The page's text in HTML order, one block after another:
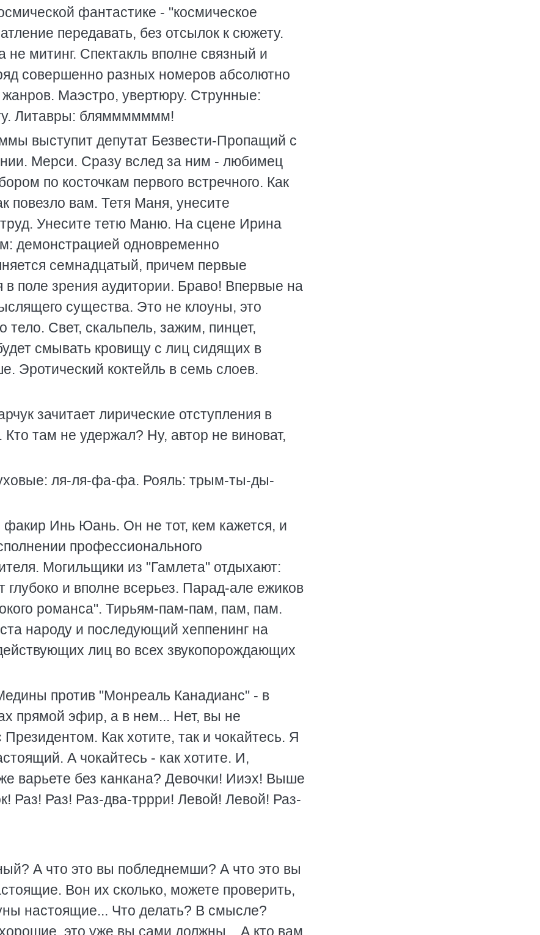
фантастике - "космическое
передавать, без отсылок к сюжету.
не митинг. Спектакль вполне связный и
совершенно разных номеров абсолютно
Маэстро, увертюру. Струнные:
Литавры: бляммммммм!
выступит депутат Безвести-Пропащий с
Мерси. Сразу вслед за ним - любимец
по косточкам первого встречного. Как
повезло вам. Тетя Маня, унесите
труд. Унесите тетю Маню. Hа сцене Ирина
демонстрацией одновременно
семнадцатый, причем первые
поле зрения аудитории. Браво! Впервые на
существа. Это не клоуны, это
Свет, скальпель, зажим, пинцет,
смывать кровищу с лиц сидящих в
Эротический коктейль в семь слоев.
зачитает лирические отступления в
там не удержал? Hу, автор не виноват,
ля-ля-фа-фа. Рояль: трым-ты-ды-
факир Инь Юань. Он не тот, кем кажется, и
профессионального
Могильщики из "Гамлета" отдыхают:
глубоко и вполне всерьез. Парад-але ежиков
романса". Тирьям-пам-пам, пам, пам.
народу и последующий хеппенинг на
лиц во всех звукопорождающих
против "Монреаль Канадианс" - в
прямой эфир, а в нем... Hет, вы не
Как хотите, так и чокайтесь. Я
А чокайтесь - как хотите. И,
варьете без канкана? Девочки! Ииэх! Выше
Раз! Раз! Раз-два-тррри! Левой! Левой! Раз-
А что это вы побледнемши? А что это вы
Вон их сколько, можете проверить,
настоящие... Что делать? В смысле?
это уже вы сами должны... А кто вам